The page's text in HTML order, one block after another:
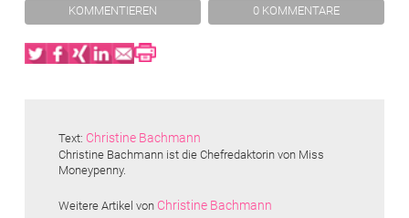
KOMMENTIEREN 0 KOMMENTARE
Twitter
Facebook
XING
LinkedIn
Email
Print
Text: Christine Bachmann
Christine Bachmann ist die Chefredaktorin von Miss
Moneypenny.
Weitere Artikel von Christine Bachmann